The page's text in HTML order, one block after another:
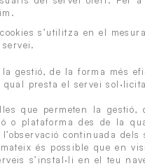
s’utilitza en el
la gestió, de la forma més
presta el servei
que permeten la
plataforma des de la
continuada
és possible que en
s’instal·li en el teu